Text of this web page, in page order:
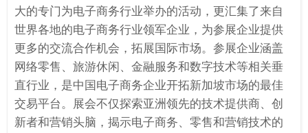
大的专门为电子商务行业举办的活动，更汇集了来自
世界各地的电子商务行业领军企业，为参展企业提供
更多的交流合作机会，拓展国际市场。参展企业涵盖
网络零售、旅游休闲、金融服务和数字技术等相关垂
直行业，是中国电子商务企业开拓新加坡市场的最佳
交易平台。展会不仅探索亚洲领先的技术提供商、创
新者和营销头脑，揭示电子商务、零售和营销技术的